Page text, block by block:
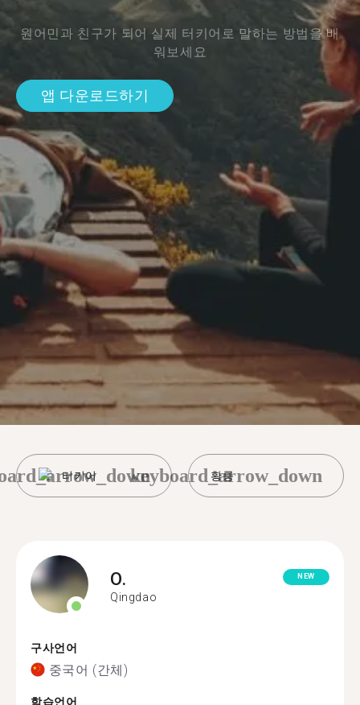
원어민과 친구가 되어 실제 터키어로 말하는 방법을 배
워보세요
앱 다운로드하기
터키어 황룽
keyboard_arrow_down
O.
Qingdao
NEW
구사언어
중국어 (간체)
학습언어